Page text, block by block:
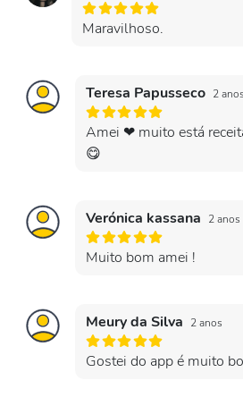
Maravilhoso.
Teresa Papusseco 2 anos
Amei ❤ muito está
😋
Verónica kassana 2 anos
Muito bom amei !
Meury da Silva 2 anos
Gostei do app é muito